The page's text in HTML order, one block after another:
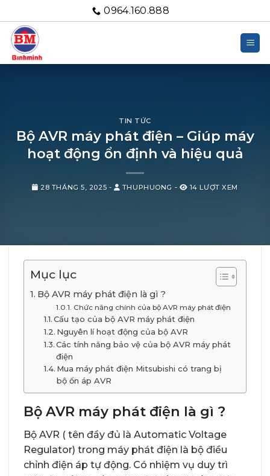
qua
nội
dung
0964.160.888
TIN TỨC
Bộ AVR máy phát điện – Giúp máy
hoạt động ổn định và hiệu quả
28 THÁNG 5, 2025 - THUPHUONG - 14 LƯỢT XEM
Mục lục
Bộ AVR máy phát điện là gì ?
Chức năng chính của bộ AVR máy phát điện
Cấu tạo của bộ AVR máy phát điện
Nguyên lí hoạt động của bộ AVR
Các tính năng bảo vệ của bộ AVR máy phát
điện
Mua máy phát điện Mitsubishi có trang bị
bộ ổn áp AVR
Bộ AVR máy phát điện là gì ?
Bộ AVR ( tên đầy đủ là Automatic Voltage
Regulator) trong máy phát điện là bộ điều
chỉnh điện áp tự động. Có nhiệm vụ duy trì